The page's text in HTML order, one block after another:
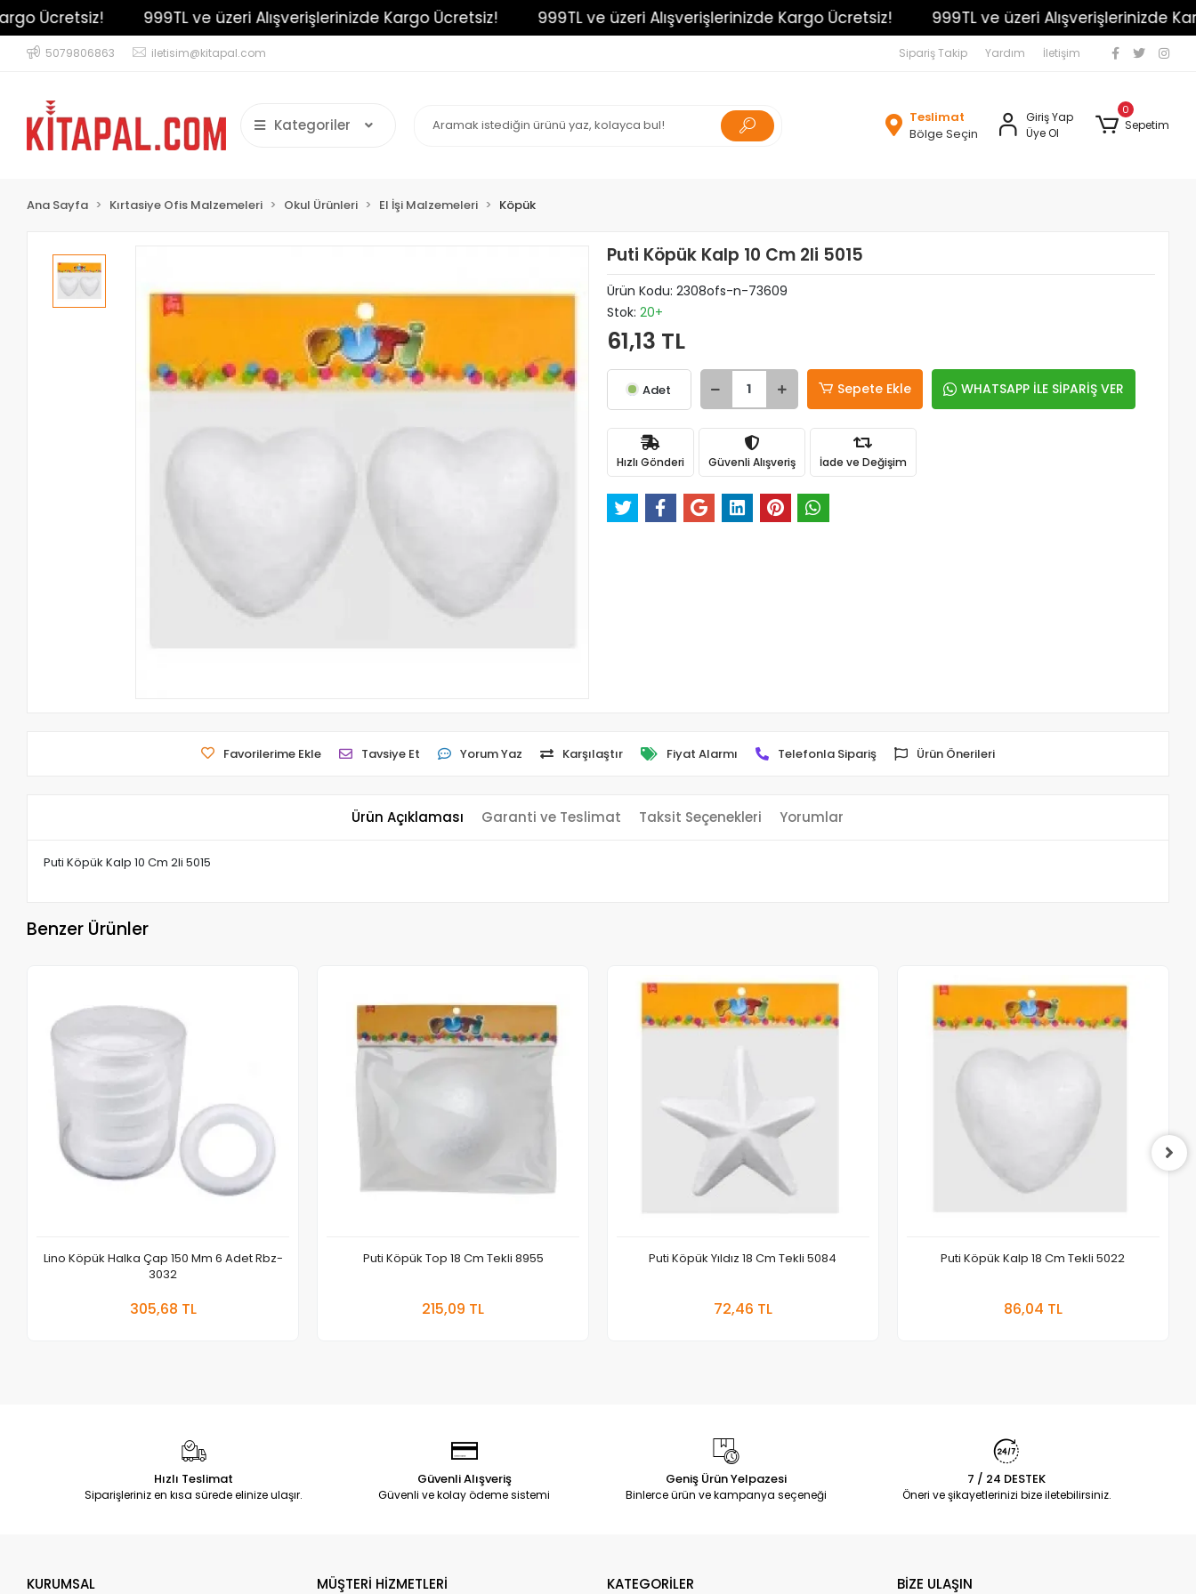
Ücretsiz! 999TL ve üzeri Alışverişlerinizde Kargo Ücretsiz! 999TL ve üzeri Alışverişlerinizde Kargo Ücretsiz! 999TL ve üzeri Alışverişlerinizde Kargo
5079806863 iletisim@kitapal.com Sipariş Takip Yardım İletişim
Kategoriler
Teslimat
Bölge Seçin
Giriş Yap
Üye Ol
0
Sepetim
Ana Sayfa Kırtasiye Ofis Malzemeleri Okul Ürünleri El İşi Malzemeleri Köpük
Puti Köpük Kalp 10 Cm 2li 5015
Ürün Kodu: 2308ofs-n-73609
Stok: 20+
61,13 TL
Adet Sepete Ekle WHATSAPP İLE SİPARİŞ VER
Hızlı Gönderi Güvenli Alışveriş İade ve Değişim
Favorilerime Ekle Tavsiye Et Yorum Yaz Karşılaştır Fiyat Alarmı Telefonla Sipariş Ürün Önerileri
Ürün Açıklaması Garanti ve Teslimat Taksit Seçenekleri Yorumlar
Puti Köpük Kalp 10 Cm 2li 5015
Benzer Ürünler
Lino Köpük Halka Çap 150 Mm 6 Adet Rbz-
3032
305,68 TL
Puti Köpük Top 18 Cm Tekli 8955
215,09 TL
Puti Köpük Yıldız 18 Cm Tekli 5084
72,46 TL
Puti Köpük Kalp 18 Cm Tekli 5022
86,04 TL
Hızlı Teslimat
Siparişleriniz en kısa sürede elinize ulaşır.
Güvenli Alışveriş
Güvenli ve kolay ödeme sistemi
Geniş Ürün Yelpazesi
Binlerce ürün ve kampanya seçeneği
7 / 24 DESTEK
Öneri ve şikayetlerinizi bize iletebilirsiniz.
KURUMSAL MÜŞTERİ HİZMETLERİ KATEGORİLER BİZE ULAŞIN